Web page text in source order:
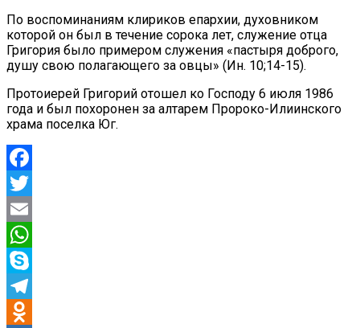
По воспоминаниям клириков епархии, духовником
которой он был в течение сорока лет, служение отца
Григория было примером служения «пастыря доброго,
душу свою полагающего за овцы» (Ин. 10;14-15).
Протоиерей Григорий отошел ко Господу 6 июля 1986
года и был похоронен за алтарем Пророко-Илиинского
храма поселка Юг.
Facebook
Twitter
Email
WhatsApp
Skype
Telegram